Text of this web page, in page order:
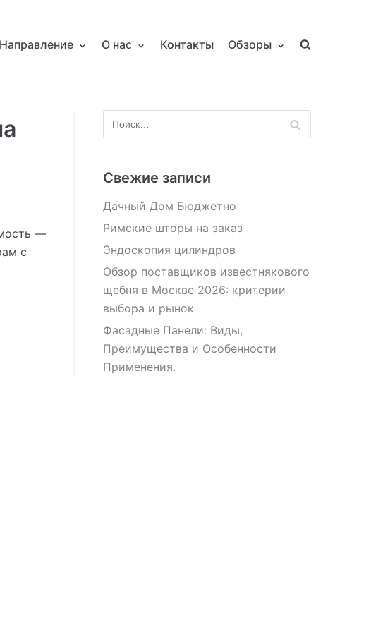
Направление О нас Контакты Обзоры
—
с
Свежие записи
Дачный Дом Бюджетно
Римские шторы на заказ
Эндоскопия цилиндров
Обзор поставщиков известнякового
щебня в Москве 2026: критерии
выбора и рынок
Фасадные Панели: Виды,
Преимущества и Особенности
Применения.